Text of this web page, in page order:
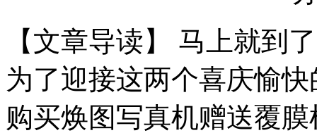
【文章导读】 马上就到
为了迎接这两个喜庆愉
购买焕图写真机赠送覆